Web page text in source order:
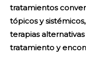
tratamientos
tópicos y
terapias
tratamiento y